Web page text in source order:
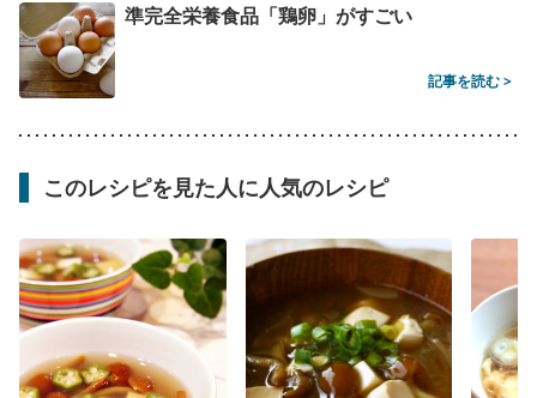
準完全栄養食品「鶏卵」がすごい
記事を読む >
このレシピを見た人に人気のレシピ